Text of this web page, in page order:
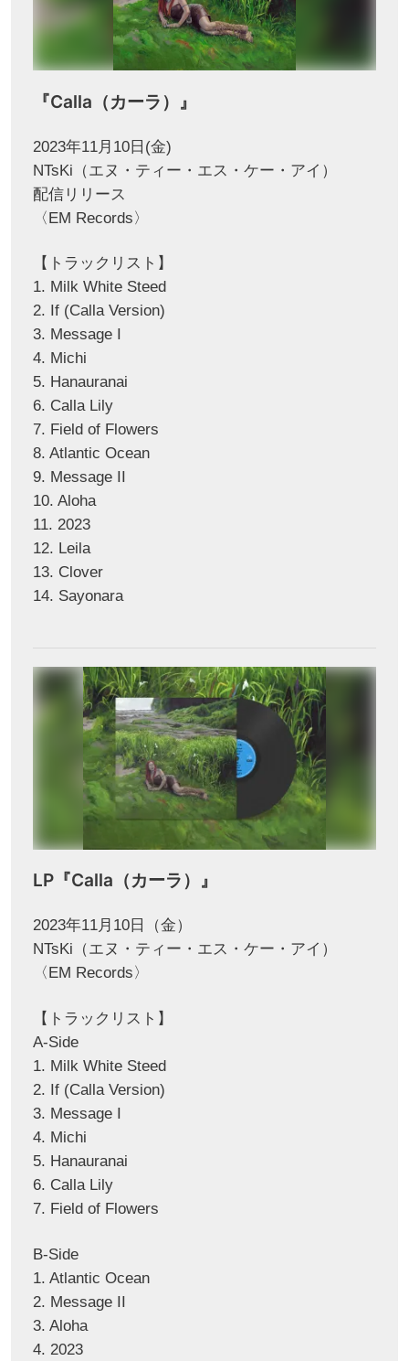
『Calla（カーラ）』
2023年11月10日(金)
NTsKi（エヌ・ティー・エス・ケー・アイ）
配信リリース
〈EM Records〉
【トラックリスト】
1. Milk White Steed
2. If (Calla Version)
3. Message I
4. Michi
5. Hanauranai
6. Calla Lily
7. Field of Flowers
8. Atlantic Ocean
9. Message II
10. Aloha
11. 2023
12. Leila
13. Clover
14. Sayonara
LP『Calla（カーラ）』
2023年11月10日（金）
NTsKi（エヌ・ティー・エス・ケー・アイ）
〈EM Records〉
【トラックリスト】
A-Side
1. Milk White Steed
2. If (Calla Version)
3. Message I
4. Michi
5. Hanauranai
6. Calla Lily
7. Field of Flowers
B-Side
1. Atlantic Ocean
2. Message II
3. Aloha
4. 2023